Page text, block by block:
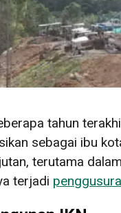
tahun
sebagai ibu
terutama
terjadi